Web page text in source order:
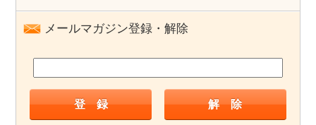
メールマガジン登録・解除